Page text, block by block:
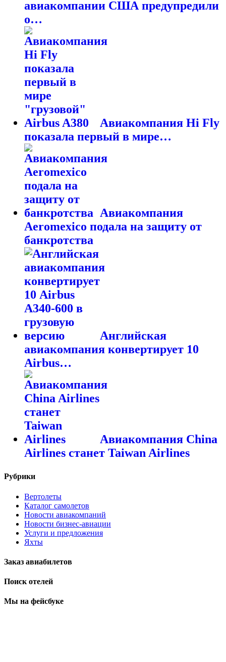
авиакомпании США предупредили
о…
Авиакомпания Hi Fly
показала первый в мире…
Авиакомпания
Aeromexico подала на защиту от
банкротства
Английская
авиакомпания конвертирует 10
Airbus…
Авиакомпания China
Airlines станет Taiwan Airlines
Рубрики
Вертолеты
Каталог самолетов
Новости авиакомпаний
Новости бизнес-авиации
Услуги и предложения
Яхты
Заказ авиабилетов
Поиск отелей
Мы на фейсбуке